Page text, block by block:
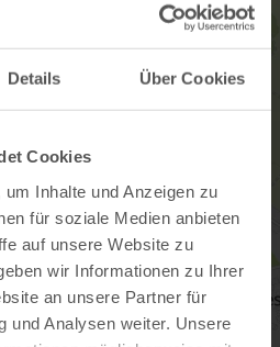
Details Über Cookies
Cookies
Inhalte und Anzeigen zu
für soziale Medien anbieten
auf unsere Website zu
wir Informationen zu Ihrer
an unsere Partner für
und Analysen weiter. Unsere